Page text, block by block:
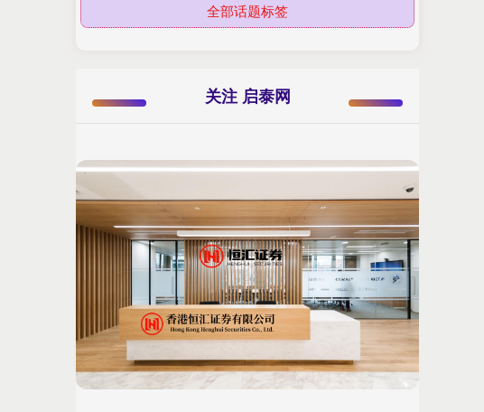
全部话题标签
关注 启泰网